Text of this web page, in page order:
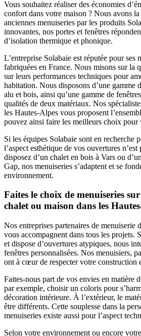
Vous souhaitez réaliser des économies
confort dans votre maison ? Nous avons
anciennes menuiseries par les produits
innovantes, nos portes et fenêtres
d’isolation thermique et phonique.
L’entreprise Solabaie est réputée pour ses
fabriquées en France. Nous misons sur la
sur leurs performances techniques pour
habitation. Nous disposons d’une gamme
alu et bois, ainsi qu’une gamme de
qualités de deux matériaux. Nos
les Hautes-Alpes vous proposent
pouvez ainsi faire les meilleurs choix pour
Si les équipes Solabaie sont en recherche
l’aspect esthétique de vos ouvertures
disposez d’un chalet en bois à Vars ou
Gap, nos menuiseries s’adaptent et se
environnement.
Faites le choix de menuiseries
chalet ou maison dans les
Nos entreprises partenaires de menuiserie
vous accompagnent dans tous les projets.
et dispose d’ouvertures atypiques, nous
fenêtres personnalisées. Nos menuisiers,
ont à cœur de respecter votre construction
Faites-nous part de vos envies en matière
par exemple, choisir un coloris pour
décoration intérieure. À l’extérieur, le
être différents. Cette souplesse dans la
menuiseries existe aussi pour l’aspect
Selon votre environnement ou encore